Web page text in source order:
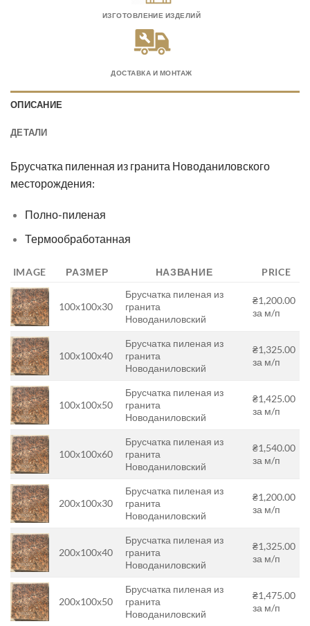
ИЗГОТОВЛЕНИЕ ИЗДЕЛИЙ
ДОСТАВКА И МОНТАЖ
ОПИСАНИЕ
ДЕТАЛИ
Брусчатка пиленная из гранита Новоданиловского
месторождения:
Полно-пиленая
Термообработанная
IMAGE РАЗМЕР НАЗВАНИЕ PRICE
100х100х30
Брусчатка пиленая из
гранита
Новоданиловский
₴1,200.00
за м/п
100х100х40
Брусчатка пиленая из
гранита
Новоданиловский
₴1,325.00
за м/п
100х100х50
Брусчатка пиленая из
гранита
Новоданиловский
₴1,425.00
за м/п
100х100х60
Брусчатка пиленая из
гранита
Новоданиловский
₴1,540.00
за м/п
200х100х30
Брусчатка пиленая из
гранита
Новоданиловский
₴1,200.00
за м/п
200х100х40
Брусчатка пиленая из
гранита
Новоданиловский
₴1,325.00
за м/п
200х100х50
Брусчатка пиленая из
гранита
Новоданиловский
₴1,475.00
за м/п